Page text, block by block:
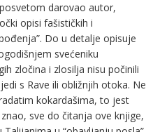
darovao autor,
opisi fašističkih i
Do u detalje opisuje
svećeniku
zločina i zlosilja nisu počinili
s Rave ili obližnjih otoka. Ne
kokardašima, to jest
sve do čitanja ove knjige,